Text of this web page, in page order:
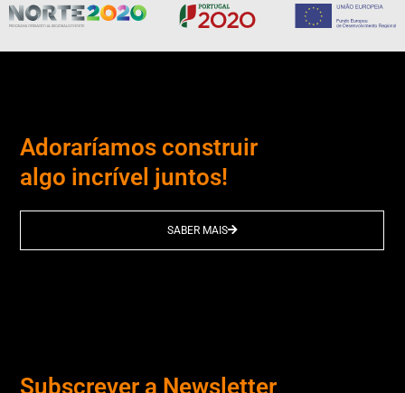
Adoraríamos construir
algo incrível juntos!
SABER MAIS
Subscrever a Newsletter